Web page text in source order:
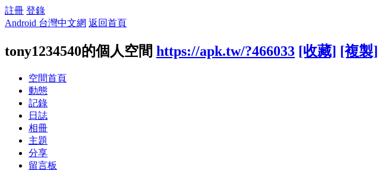
註冊 登錄
Android 台灣中文網 返回首頁
tony1234540的個人空間 https://apk.tw/?466033 [收藏] [複製]
空間首頁
動態
記錄
日誌
相冊
主題
分享
留言板